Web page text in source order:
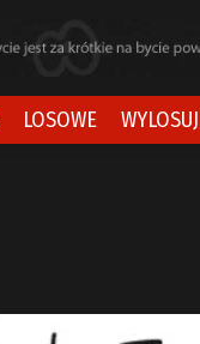
LOSOWE WYLOSUJ